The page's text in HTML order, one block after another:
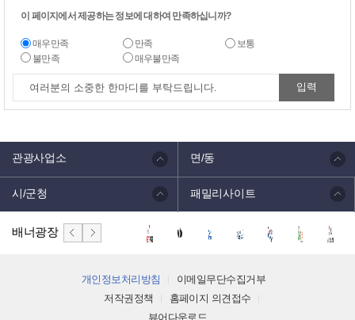
이 페이지에서 제공하는 정보에 대하여 만족하십니까?
매우만족 만족
보통
불만족
매우불만족
관광사업소 면/동
시/군청 패밀리사이트
배너광장
개인정보처리방침
이메일무단수집거부
저작권정책
홈페이지 의견접수
뷰어다운로드